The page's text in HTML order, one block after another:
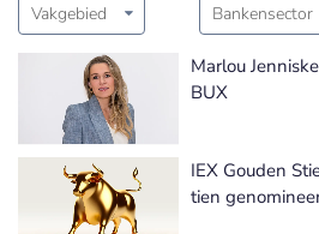
Vakgebied Bankensector
Marlou
BUX
IEX Gouden
tien